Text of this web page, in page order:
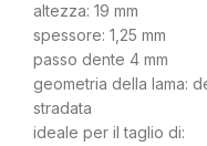
altezza: 19 mm
spessore: 1,25 mm
passo dente 4 mm
geometria della lama:
stradata
ideale per il taglio di: